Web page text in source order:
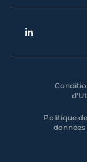
Politique
données